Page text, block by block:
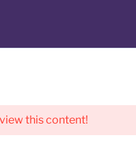
this content!